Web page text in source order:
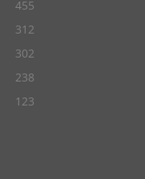
455
312
302
238
123